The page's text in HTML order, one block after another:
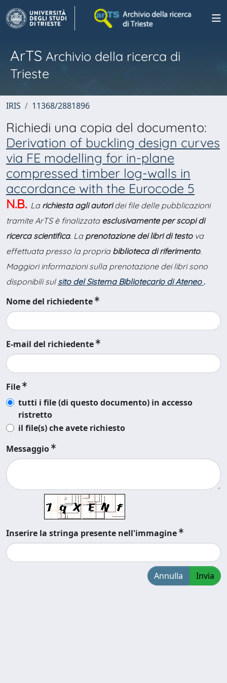
ArTS Archivio della ricerca di
Trieste
IRIS 11368/2881896
Richiedi una copia del documento:
Derivation of buckling design curves
via FE modelling for in-plane
compressed timber log-walls in
accordance with the Eurocode 5
N.B. La richiesta agli autoridei file delle pubblicazioni
tramite ArTS è finalizzata esclusivamente per scopi di
ricerca scientifica. La prenotazione dei libri di testova
effettuata presso la propria biblioteca di riferimento.
Maggiori informazioni sulla prenotazione dei libri sono
disponibili sul sito del Sistema Bibliotecario di Ateneo .
Nome del richiedente
E-mail del richiedente
File
tutti i file (di questo documento) in accesso
ristretto
il file(s) che avete richiesto
Messaggio
Inserire la stringa presente nell'immagine
Annulla Invia